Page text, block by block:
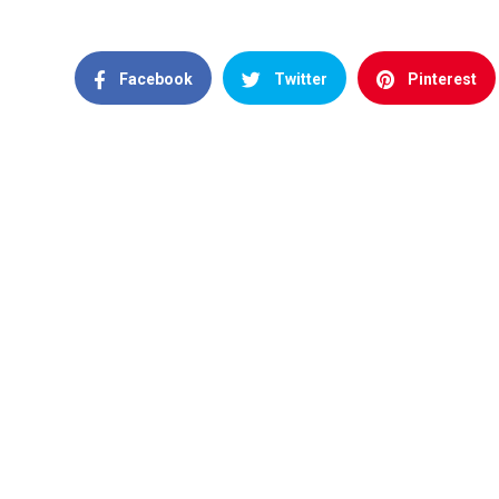
Facebook Twitter Pinterest